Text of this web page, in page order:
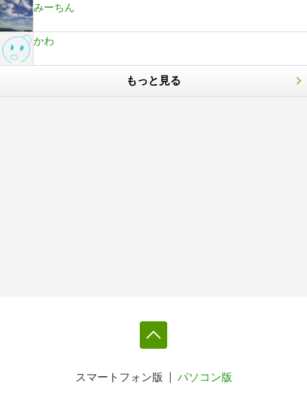
みーちん
かわ
もっと見る
スマートフォン版 パソコン版